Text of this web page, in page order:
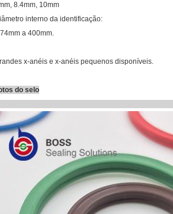
8.4mm, 10mm
interno da identificação:
a 400mm.
x-anéis e x-anéis pequenos disponíveis.
do selo